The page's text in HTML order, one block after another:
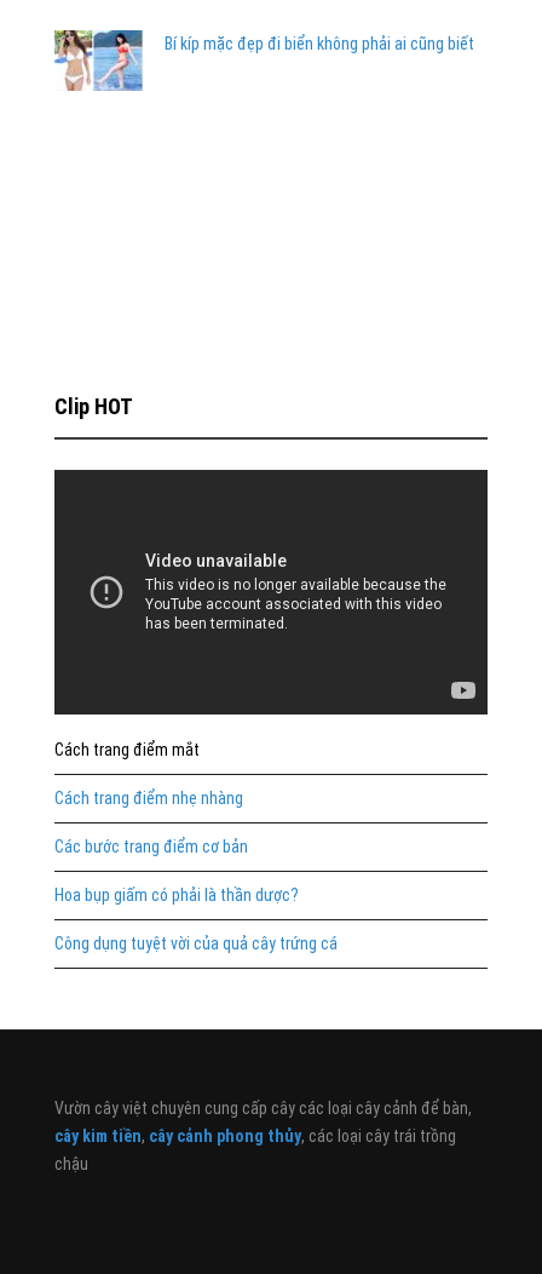
Bí kíp mặc đẹp đi biển không phải ai cũng biết
Clip HOT
Cách trang điểm mắt
Cách trang điểm nhẹ nhàng
Các bước trang điểm cơ bản
Hoa bụp giấm có phải là thần dược?
Công dụng tuyệt vời của quả cây trứng cá
Vườn cây việt chuyên cung cấp cây các loại cây cảnh để bàn,
cây kim tiền, cây cảnh phong thủy, các loại cây trái trồng
chậu